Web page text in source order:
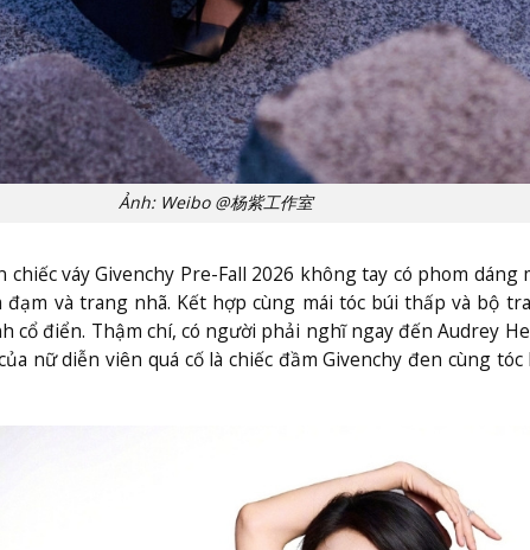
Ảnh: Weibo @杨紫工作室
váy Givenchy Pre-Fall 2026 không tay có phom dáng
và trang nhã. Kết hợp cùng mái tóc búi thấp và bộ
cổ điển. Thậm chí, có người phải nghĩ ngay đến Audrey
nữ diễn viên quá cố là chiếc đầm Givenchy đen cùng tóc